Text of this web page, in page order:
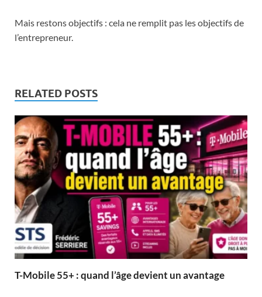
Mais restons objectifs : cela ne remplit pas les objectifs de
l’entrepreneur.
RELATED POSTS
T-Mobile 55+ : quand l’âge devient un avantage